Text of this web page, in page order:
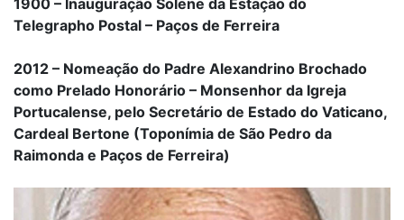
1900 – Inauguração Solene da Estação do
Telegrapho Postal – Paços de Ferreira
2012 – Nomeação do Padre Alexandrino Brochado
como Prelado Honorário – Monsenhor da Igreja
Portucalense, pelo Secretário de Estado do Vaticano,
Cardeal Bertone (Toponímia de São Pedro da
Raimonda e Paços de Ferreira)